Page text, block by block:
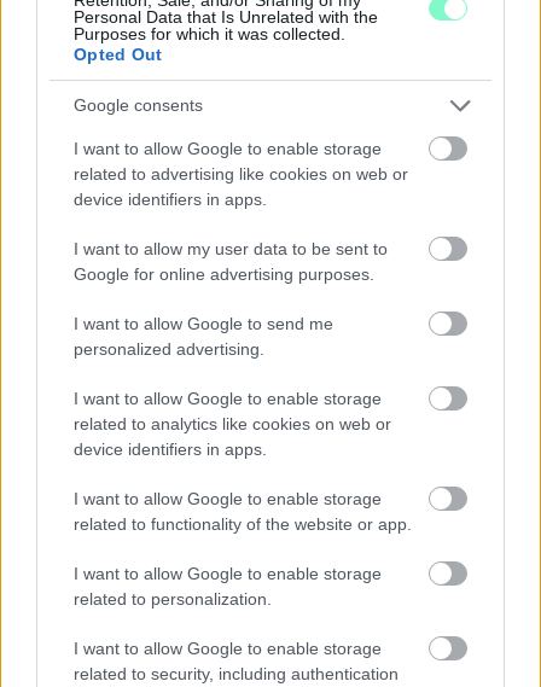
Personal Data that Is Unrelated with the
Purposes for which it was collected.
Opted Out
Google consents
I want to allow Google to enable storage
related to advertising like cookies on web or
device identifiers in apps.
I want to allow my user data to be sent to
Google for online advertising purposes.
I want to allow Google to send me
personalized advertising.
I want to allow Google to enable storage
related to analytics like cookies on web or
device identifiers in apps.
I want to allow Google to enable storage
related to functionality of the website or app.
I want to allow Google to enable storage
related to personalization.
I want to allow Google to enable storage
related to security, including authentication
Ahogy tavaszodik és a nap egyre tovább marad velünk, sokaknak
támad kedve kirándulni a természetbe.
Szólj hozzá!